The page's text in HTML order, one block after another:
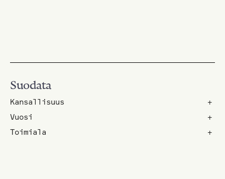
Suodata
Kansallisuus
+
Vuosi
+
Toimiala
+